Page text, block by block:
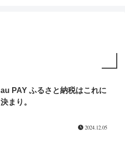
au PAY ふるさと納税はこれに
決まり。
2024.12.05